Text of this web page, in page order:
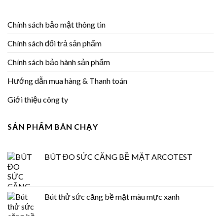
Chính sách bảo mật thông tin
Chính sách đổi trả sản phẩm
Chính sách bảo hành sản phẩm
Hướng dẫn mua hàng & Thanh toán
Giới thiệu công ty
SẢN PHẨM BÁN CHẠY
BÚT ĐO SỨC CĂNG BỀ MẶT ARCOTEST
Bút thử sức căng bề mặt màu mực xanh